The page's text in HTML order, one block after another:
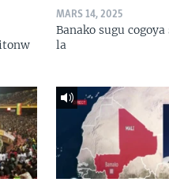
MARS 14, 2025
Banako sugu
la